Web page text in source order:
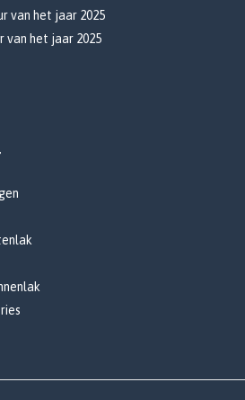
van het jaar 2025
van het jaar 2025